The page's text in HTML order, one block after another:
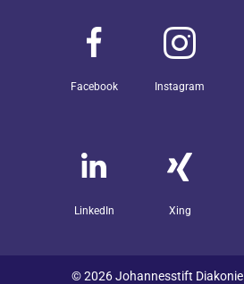
Facebook Instagram
LinkedIn Xing
© 2026 Johannesstift Diakonie